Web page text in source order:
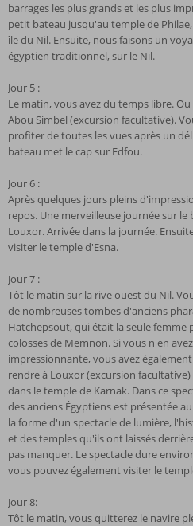
barrages les plus grands et les plus
petit bateau jusqu'au temple de
île du Nil. Ensuite, nous faisons un
égyptien traditionnel, sur le Nil.
Jour 5 :
Le matin, vous avez du temps libre.
Abou Simbel (excursion facultative).
profiter de toutes les vues après un
bateau met le cap sur Edfou.
Jour 6 :
Après quelques jours pleins
repos. Une merveilleuse journée sur
Louxor. Arrivée dans la journée.
visiter le temple d'Esna.
Jour 7 :
Tôt le matin sur la rive ouest du Nil.
de nombreuses tombes d'anciens
Hatchepsout, qui était la seule
colosses de Memnon. Si vous n'en
impressionnante, vous avez
rendre à Louxor (excursion
dans le temple de Karnak. Dans ce
des anciens Égyptiens est présentée
la forme d'un spectacle de lumière,
et des temples qu'ils ont laissés
pas manquer. Le spectacle dure
vous pouvez également visiter le
Jour 8:
Tôt le matin, vous quitterez le navire